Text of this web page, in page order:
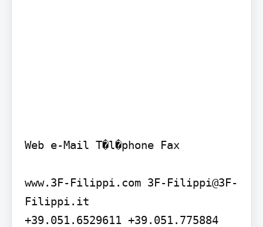
Web e-Mail T�l�phone Fax
www.3F-Filippi.com 3F-Filippi@3F-
Filippi.it
+39.051.6529611 +39.051.775884